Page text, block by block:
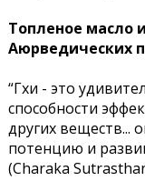
Топленое масло
Аюрведических
“Гхи - это
способности
других веществ...
потенцию и
(Charaka